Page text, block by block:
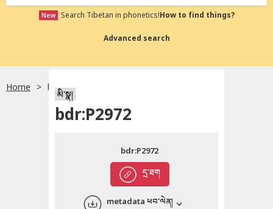
English
New Search Tibetan in phonetics!How to find things?
Advanced search
Home bdr:P2972
མི་སྣ།
bdr:P2972
དྲ་ཐག
bdr:P2972
metadata ཕབ་ལེན།